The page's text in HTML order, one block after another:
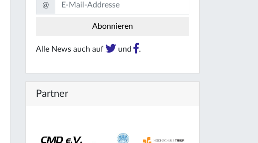
@
Alle News auch auf und .
Partner